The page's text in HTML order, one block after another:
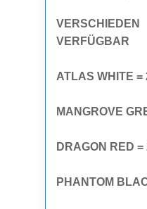
VERFÜGBAR
ATLAS WHITE =
MANGROVE
DRAGON RED =
PHANTOM